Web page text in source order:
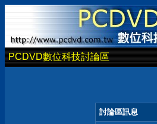
PCDVD數位科技討論區
討論區訊息